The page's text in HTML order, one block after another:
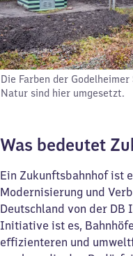
Die Farben der
Natur sind hier umgesetzt.
Was bedeutet
Ein Zukunftsbahnhof ist
Modernisierung und
Deutschland von der DB
Initiative ist es,
effizienteren und